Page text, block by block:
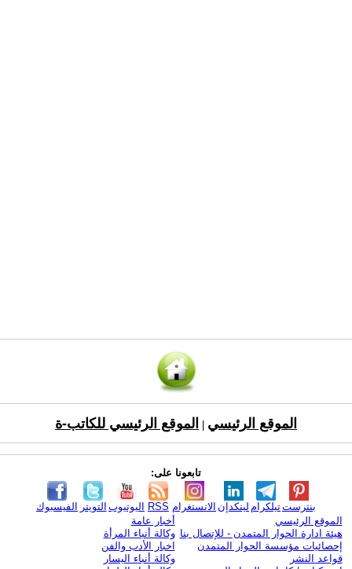
الموقع الرئيسي الموقع الرئيسي للكاتب-ة
تابعونا على:
الفيسبوك التويتر اليوتيوب RSS الانستغرام لينكدإن تيلكرامبنترست
الموقع الرئيسي
هيئة ادارة الحوار المتمدن - للإتصال بنا
إحصائيات مؤسسة الحوار المتمدن
قواعد النشر
أخبار عامة
وكالة أنباء المرأة
اخبار الأدب والفن
وكالة أنباء اليسار